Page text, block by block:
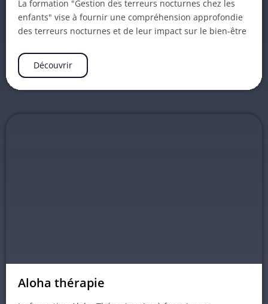
La formation "Gestion des terreurs nocturnes chez les
enfants" vise à fournir une compréhension approfondie
des terreurs nocturnes et de leur impact sur le bien-être
Découvrir
Aloha thérapie